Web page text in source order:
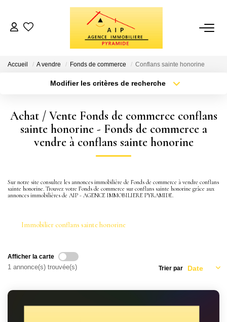
VENTES
BIENS VENDUS
ESTIMATION
NOTRE AGENCE
Avis Clients
Recrutement
Accueil A vendre Fonds de commerce Conflans sainte honorine
Modifier les critères de recherche
Surface min Budget max
Plus de critères Créer une alerte
Achat / Vente Fonds de commerce conflans
sainte honorine - Fonds de commerce a
vendre à conflans sainte honorine
Sur notre site consultez les annonces immobilière de Fonds de commerce à vendre conflans
sainte honorine. Trouvez votre Fonds de commerce sur conflans sainte honorine grâce aux
annonces immobilières de AIP - AGENCE IMMOBILIERE PYRAMIDE.
Immobilier conflans sainte honorine
Afficher la carte
1 annonce(s) trouvée(s) Trier par